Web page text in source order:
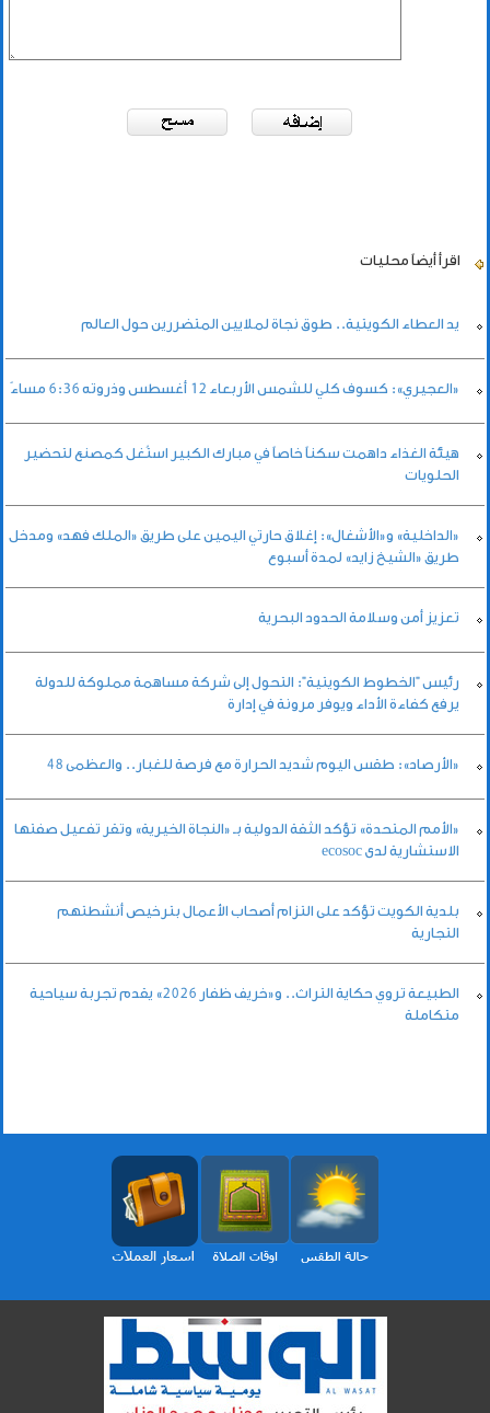
اقرأ أيضاً محليات
يد العطاء الكويتية.. طوق نجاة لملايين المتضررين حول العالم
«العجيري»: كسوف كلي للشمس الأربعاء 12 أغسطس وذروته 6:36 مساءً
هيئة الغذاء داهمت سكناً خاصاً في مبارك الكبير استُغل كمصنع لتحضير
الحلويات
«الداخلية» و«الأشغال»: إغلاق حارتي اليمين على طريق «الملك فهد» ومدخل
طريق «الشيخ زايد» لمدة أسبوع
تعزيز أمن وسلامة الحدود البحرية
رئيس "الخطوط الكويتية": التحول إلى شركة مساهمة مملوكة للدولة
يرفع كفاءة الأداء ويوفر مرونة في إدارة
«الأرصاد»: طقس اليوم شديد الحرارة مع فرصة للغبار.. والعظمى 48
«الأمم المتحدة» تؤكد الثقة الدولية بـ «النجاة الخيرية» وتقر تفعيل صفتها
الاستشارية لدى ecosoc
بلدية الكويت تؤكد على التزام أصحاب الأعمال بترخيص أنشطتهم
التجارية
الطبيعة تروي حكاية التراث.. و«خريف ظفار 2026» يقدم تجربة سياحية
متكاملة